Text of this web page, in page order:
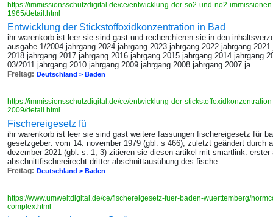
https://immissionsschutzdigital.de/ce/entwicklung-der-so2-und-no2-
1965/detail.html
Entwicklung der Stickstoffoxidkonzentration in Bad
ihr warenkorb ist leer sie sind gast und recherchieren sie in den
ausgabe 1/2004 jahrgang 2024 jahrgang 2023 jahrgang 2022 jahrgang
2018 jahrgang 2017 jahrgang 2016 jahrgang 2015 jahrgang 2014 jahrgang
03/2011 jahrgang 2010 jahrgang 2009 jahrgang 2008 jahrgang 2007 ja
Freitag: Deutschland > Baden
https://immissionsschutzdigital.de/ce/entwicklung-der-
2009/detail.html
Fischereigesetz fü
ihr warenkorb ist leer sie sind gast weitere fassungen fischereigesetz für
gesetzgeber: vom 14. november 1979 (gbl. s 466), zuletzt geändert durch
dezember 2021 (gbl. s. 1, 3) zitieren sie diesen artikel mit smartlink:
abschnittfischereirecht dritter abschnittausübung des fische
Freitag: Deutschland > Baden
https://www.umweltdigital.de/ce/fischereigesetz-fuer-baden-wuerttemberg/
complex.html